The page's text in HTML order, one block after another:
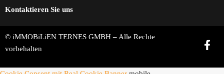
Kontaktieren Sie uns
© iMMOBiLiEN TERNES GMBH – Alle Rechte
vorbehalten